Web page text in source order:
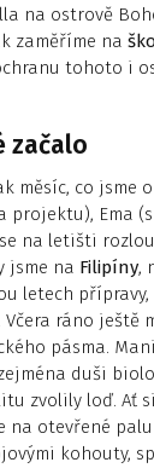
na ostrově
zaměříme na
tohoto i
začalo
měsíc, co
projektu), Ema
na letišti
jsme na Filipíny,
letech
Včera ráno ještě
pásma.
duši
zvolily loď. Ať
na otevřené
kohouty,